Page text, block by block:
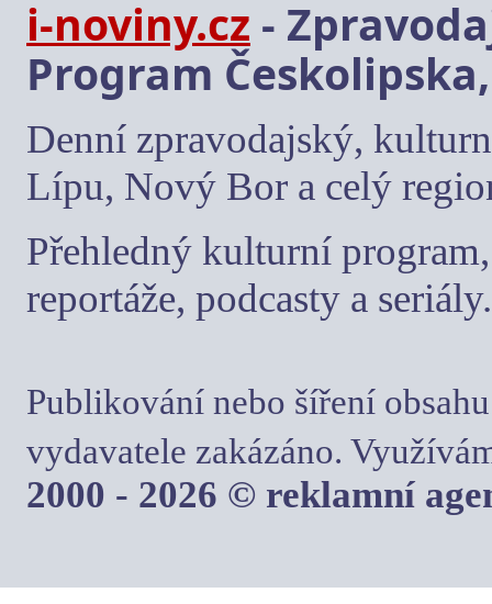
i-noviny.cz -
Program
Denní zpravodajský,
Lípu, Nový Bor a celý
Přehledný kulturní
reportáže, podcasty a seriály.
Publikování nebo šíření
vydavatele zakázáno.
2000 - 2026 © reklamní